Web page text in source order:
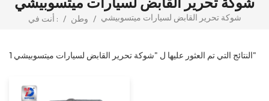
أنت في : / وطن / شوكة تحرير القابض لسيارات ميتسوبيشي
1 النتائج التي تم العثور عليها ل "شوكة تحرير القابض لسيارات ميتسوبيشي"